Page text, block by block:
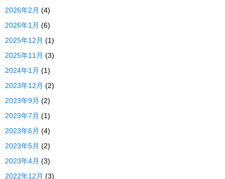
2026年2月 (4)
2026年1月 (6)
2025年12月 (1)
2025年11月 (3)
2024年1月 (1)
2023年12月 (2)
2023年9月 (2)
2023年7月 (1)
2023年6月 (4)
2023年5月 (2)
2023年4月 (3)
2022年12月 (3)